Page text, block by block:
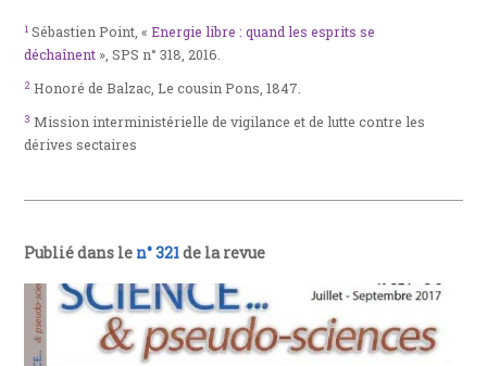
1 Sébastien Point, «Energie libre : quand les esprits se
déchaînent », SPS n° 318, 2016.
2 Honoré de Balzac, Le cousin Pons, 1847.
3 Mission interministérielle de vigilance et de lutte contre les
dérives sectaires
Publié dans le n° 321de la revue